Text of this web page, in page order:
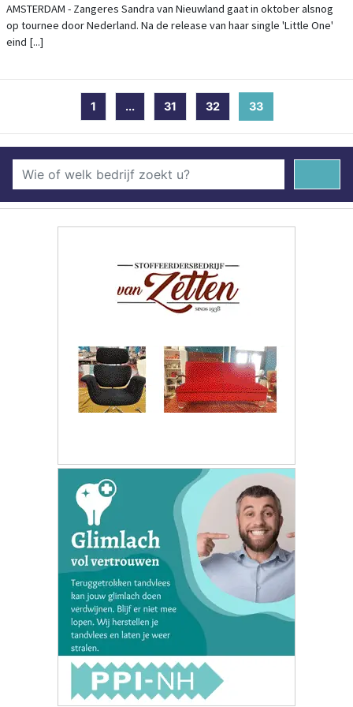
AMSTERDAM - Zangeres Sandra van Nieuwland gaat in oktober alsnog
op tournee door Nederland. Na de release van haar single 'Little One'
eind [...]
1 ... 31 32 33(current)